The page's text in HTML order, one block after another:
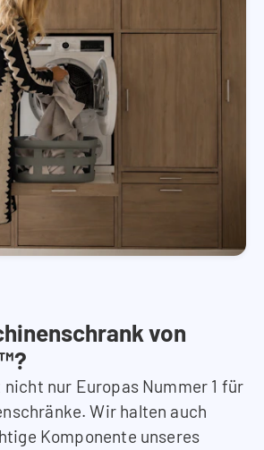
von
nur Europas Nummer 1 für
Wir halten auch
Komponente unseres